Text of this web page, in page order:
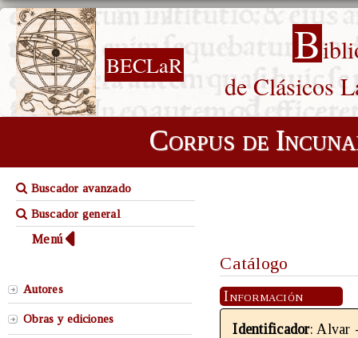
BECLaR B
de Clásicos
Corpus de
Buscador avanzado
Buscador general
Menú
Autores
Obras y ediciones
Catálogo
Información
Identificador: Alvar